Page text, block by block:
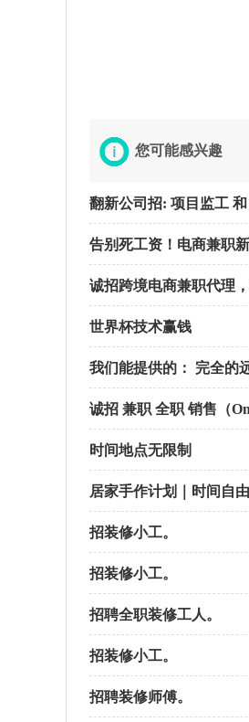
您可能感兴趣
翻新公司招: 项目监工
告别死工资！电商兼职
诚招跨境电商兼职代理
世界杯技术赢钱
我们能提供的： 完全的
诚招 兼职 全职 销售（
时间地点无限制
居家手作计划｜时间自
招装修小工。
招装修小工。
招聘全职装修工人。
招装修小工。
招聘装修师傅。